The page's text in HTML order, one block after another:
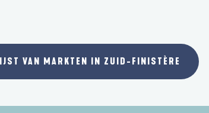
VAN MARKTEN IN ZUID-FINISTÈRE